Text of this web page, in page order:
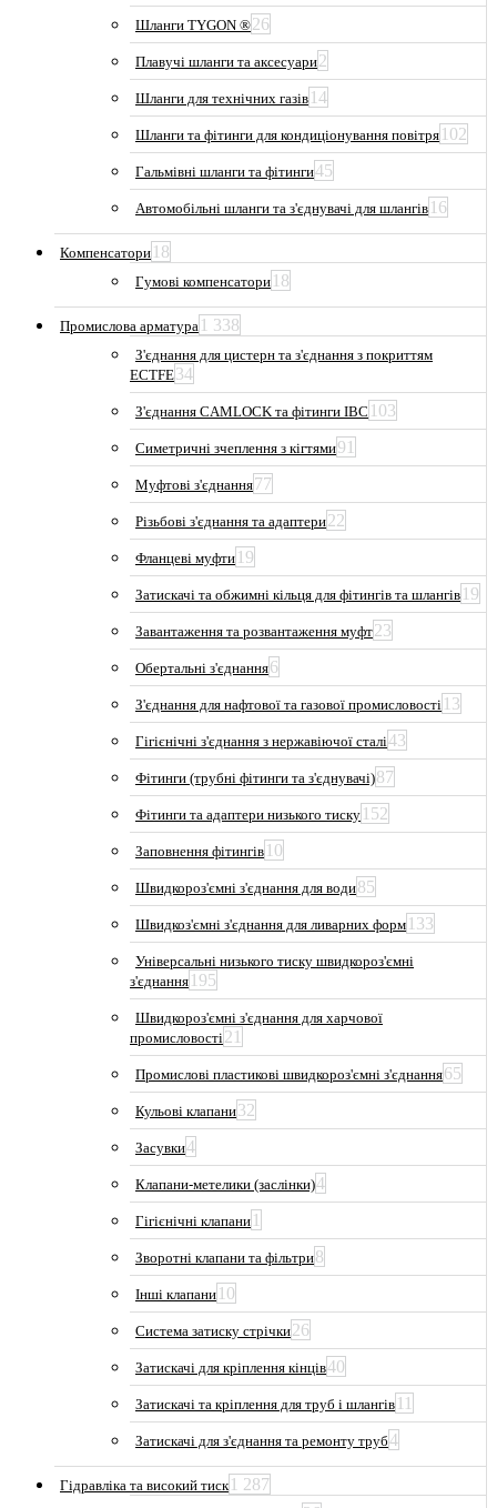
Шланги TYGON ®26
Плавучі шланги та аксесуари2
Шланги для технічних газів 14
Шланги та фітинги для кондиціонування повітря 102
Гальмівні шланги та фітинги45
Автомобільні шланги та з'єднувачі для шлангів 16
Компенсатори 18
Гумові компенсатори 18
Промислова арматура 1 338
З'єднання для цистерн та з'єднання з покриттям
ECTFE34
З'єднання CAMLOCK та фітинги IBC 103
Симетричні зчеплення з кігтями91
Муфтові з'єднання77
Різьбові з'єднання та адаптери22
Фланцеві муфти 19
Затискачі та обжимні кільця для фітингів та шлангів 19
Завантаження та розвантаження муфт23
Обертальні з'єднання6
З'єднання для нафтової та газової промисловості 13
Гігієнічні з'єднання з нержавіючої сталі43
Фітинги (трубні фітинги та з'єднувачі)87
Фітинги та адаптери низького тиску 152
Заповнення фітингів 10
Швидкороз'ємні з'єднання для води85
Швидкоз'ємні з'єднання для ливарних форм 133
Універсальні низького тиску швидкороз'ємні
з'єднання 195
Швидкороз'ємні з'єднання для харчової
промисловості21
Промислові пластикові швидкороз'ємні з'єднання65
Кульові клапани32
Засувки4
Клапани-метелики (заслінки)4
Гігієнічні клапани 1
Зворотні клапани та фільтри8
Інші клапани 10
Система затиску стрічки26
Затискачі для кріплення кінців40
Затискачі та кріплення для труб і шлангів 11
Затискачі для з'єднання та ремонту труб4
Гідравліка та високий тиск 1 287